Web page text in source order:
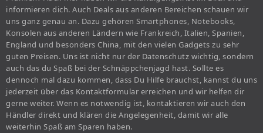
informieren dich. Auch Deals aus anderen Bereichen schauen wir
uns ganz genau an. Dazu gehören Smartphones, Notebooks,
Konsolen aus anderen Ländern wie Frankreich, Italien, Spanien,
England und besonders China, mit den vielen Gadgets zu sehr
guten Preisen. Uns ist nicht nur der Datenschutz wichtig, sondern
auch das du Spaß bei der Schnäppchenjagd hast. Sollte es
dennoch mal dazu kommen, dass Du Hilfe brauchst, kannst du uns
jederzeit über das Kontaktformular erreichen und wir helfen dir
gerne weiter. Wenn es notwendig ist, kontaktieren wir auch den
Händler direkt und klären die Angelegenheit, damit wir alle
weiterhin Spaß am Sparen haben.